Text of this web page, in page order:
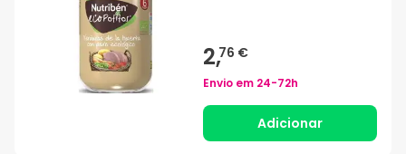
2,76 €
Envio em 24-72h
Adicionar